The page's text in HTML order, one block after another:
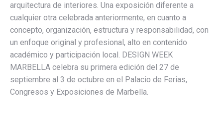
arquitectura de interiores. Una exposición diferente a
cualquier otra celebrada anteriormente, en cuanto a
concepto, organización, estructura y responsabilidad, con
un enfoque original y profesional, alto en contenido
académico y participación local. DESIGN WEEK
MARBELLA celebra su primera edición del 27 de
septiembre al 3 de octubre en el Palacio de Ferias,
Congresos y Exposiciones de Marbella.